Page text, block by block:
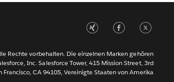
Rechte vorbehalten. Die einzelnen Marken gehören
Inc. Salesforce Tower, 415 Mission Street, 3rd
Francisco, CA 94105, Vereinigte Staaten von Amerika